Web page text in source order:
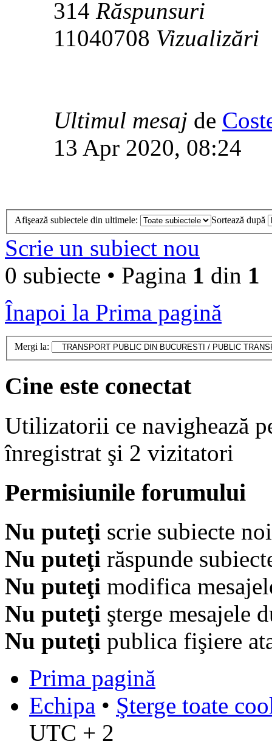
314 Răspunsuri
11040708 Vizualizări
Ultimul mesaj de
13 Apr 2020, 08:24
Afişează subiectele din ultimele: Sortează după
Scrie un subiect nou
0 subiecte • Pagina 1 din 1
Înapoi la Prima pagină
Mergi la:
Cine este conectat
Utilizatorii ce navighează
înregistrat şi 2 vizitatori
Permisiunile forumului
Nu puteţi scrie subiecte
Nu puteţi răspunde
Nu puteţi modifica
Nu puteţi şterge mesajele
Nu puteţi publica fişiere
Prima pagină
Echipa • Şterge toate
UTC + 2